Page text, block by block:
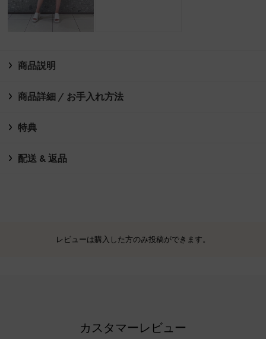
商品説明
商品詳細 / お手入れ方法
特典
配送 & 返品
レビューは購入した方のみ投稿ができます。
カスタマーレビュー